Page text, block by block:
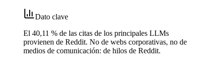
Dato clave
El 40,11 % de las citas de los principales LLMs
provienen de Reddit. No de webs corporativas, no de
medios de comunicación: de hilos de Reddit.